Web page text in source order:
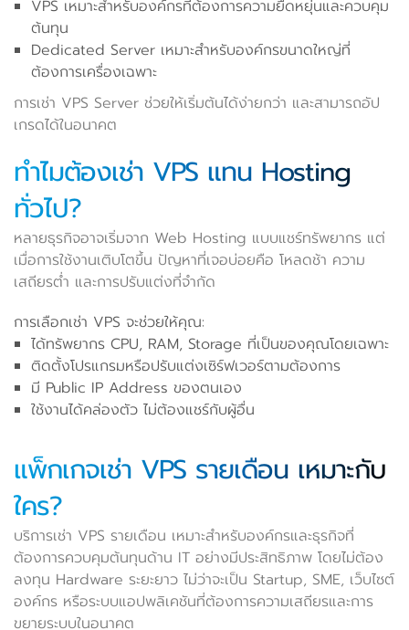
VPS เหมาะสำหรับองค์กรที่ต้องการความยืดหยุ่นและควบคุม
ต้นทุน
Dedicated Server เหมาะสำหรับองค์กรขนาดใหญ่ที่
ต้องการเครื่องเฉพาะ
การเช่า VPS Server ช่วยให้เริ่มต้นได้ง่ายกว่า และสามารถอัป
เกรดได้ในอนาคต
ทำไมต้องเช่า VPS แทน Hosting
ทั่วไป?
หลายธุรกิจอาจเริ่มจาก Web Hosting แบบแชร์ทรัพยากร แต่
เมื่อการใช้งานเติบโตขึ้น ปัญหาที่เจอบ่อยคือ โหลดช้า ความ
เสถียรต่ำ และการปรับแต่งที่จำกัด
การเลือกเช่า VPS จะช่วยให้คุณ:
ได้ทรัพยากร CPU, RAM, Storage ที่เป็นของคุณโดยเฉพาะ
ติดตั้งโปรแกรมหรือปรับแต่งเซิร์ฟเวอร์ตามต้องการ
มี Public IP Address ของตนเอง
ใช้งานได้คล่องตัว ไม่ต้องแชร์กับผู้อื่น
แพ็กเกจเช่า VPS รายเดือน เหมาะกับ
ใคร?
บริการเช่า VPS รายเดือน เหมาะสำหรับองค์กรและธุรกิจที่
ต้องการควบคุมต้นทุนด้าน IT อย่างมีประสิทธิภาพ โดยไม่ต้อง
ลงทุน Hardware ระยะยาว ไม่ว่าจะเป็น Startup, SME, เว็บไซต์
องค์กร หรือระบบแอปพลิเคชันที่ต้องการความเสถียรและการ
ขยายระบบในอนาคต